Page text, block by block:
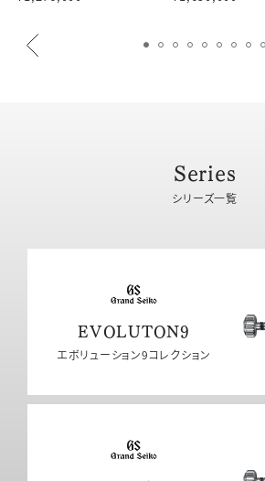
Series
シリーズ一覧
EVOLUTON9
エボリューション9コレクション